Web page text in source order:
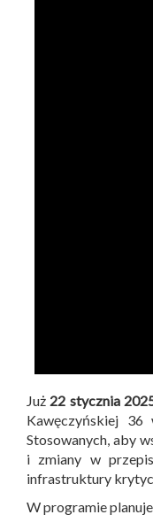
Już 22 stycznia
Kawęczyńskiej 36
Stosowanych, aby
i zmiany w
infrastruktury
W programie